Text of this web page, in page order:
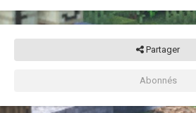
Partager
Abonnés